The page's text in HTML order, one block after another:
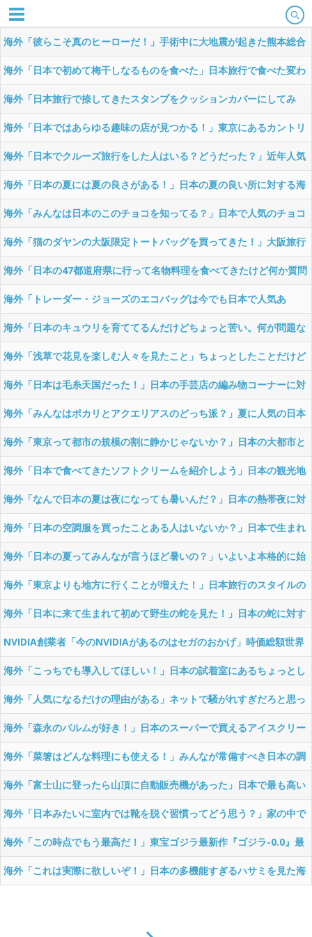
海外「彼らこそ真のヒーローだ！」手術中に大地震が起きた熊本総合
病院の映像を見た海外の反応
海外「日本で初めて梅干しなるものを食べた」日本旅行で食べた変わ
った食べ物に対する海外の反応
海外「日本旅行で捺してきたスタンプをクッションカバーにしてみ
た！」一風変わった日本旅行の記念品のアイディアに対する海外の反
応
海外「日本ではあらゆる趣味の店が見つかる！」東京にあるカントリ
ーミュージックの生演奏が聞けるバーに対する海外の反応
海外「日本でクルーズ旅行をした人はいる？どうだった？」近年人気
が急上昇している豪華客船による日本クルーズ旅行に対する海外の反
応
海外「日本の夏には夏の良さがある！」日本の夏の良い所に対する海
外の反応
海外「みんなは日本のこのチョコを知ってる？」日本で人気のチョコ
レート菓子、ブルボンのアルフォートに対する海外の反応
海外「猫のダヤンの大阪限定トートバッグを買ってきた！」大阪旅行
で買ってきたものに対する海外の反応
海外「日本の47都道府県に行って名物料理を食べてきたけど何か質問
ある？」日本各地の名物料理に対する海外の反応
海外「トレーダー・ジョーズのエコバッグは今でも日本で人気あ
る？」日本でブームになったアメリカのエコバッグに対する海外の反
応
海外「日本のキュウリを育ててるんだけどちょっと苦い。何が問題な
んだろう？」日本のキュウリの栽培方法に対する海外の反応
海外「浅草で花見を楽しむ人々を見たこと」ちょっとしたことだけど
今でも思い出す日本旅行の思い出に対する海外の反応
海外「日本は毛糸天国だった！」日本の手芸店の編み物コーナーに対
する海外の反応
海外「みんなはポカリとアクエリアスのどっち派？」夏に人気の日本
の飲料に対する海外の反応
海外「東京って都市の規模の割に静かじゃないか？」日本の大都市と
騒音に対する海外の反応
海外「日本で食べてきたソフトクリームを紹介しよう」日本の観光地
の定番、ソフトクリームに対する海外の反応
海外「なんで日本の夏は夜になっても暑いんだ？」日本の熱帯夜に対
する海外の反応
海外「日本の空調服を買ったことある人はいないか？」日本で生まれ
た空調服に対する海外の反応
海外「日本の夏ってみんなが言うほど暑いの？」いよいよ本格的に始
まった日本の夏に対する海外の反応
海外「東京よりも地方に行くことが増えた！」日本旅行のスタイルの
変化に対する海外の反応
海外「日本に来て生まれて初めて野生の蛇を見た！」日本の蛇に対す
る海外の反応
NVIDIA創業者「今のNVIDIAがあるのはセガのおかげ」時価総額世界
一の企業と日本のセガの意外な関係に対する海外の反応
海外「こっちでも導入してほしい！」日本の試着室にあるちょっとし
た工夫に対する海外の反応
海外「人気になるだけの理由がある」ネットで騒がれすぎだろと思っ
てたけど体験してみたら確かに良かった日本の名所やものに対する海
外の反応
海外「森永のパルムが好き！」日本のスーパーで買えるアイスクリー
ムのお勧めに対する海外の反応
海外「菜箸はどんな料理にも使える！」みんなが常備すべき日本の調
理道具に対する海外の反応
海外「富士山に登ったら山頂に自動販売機があった」日本で最も高い
場所にある自販機に対する海外の反応
海外「日本みたいに室内では靴を脱ぐ習慣ってどう思う？」家の中で
の靴の扱いに対する海外の反応
海外「この時点でもう最高だ！」東宝ゴジラ最新作『ゴジラ-0.0』最
新予告動画を見た海外の反応
海外「これは実際に欲しいぞ！」日本の多機能すぎるハサミを見た海